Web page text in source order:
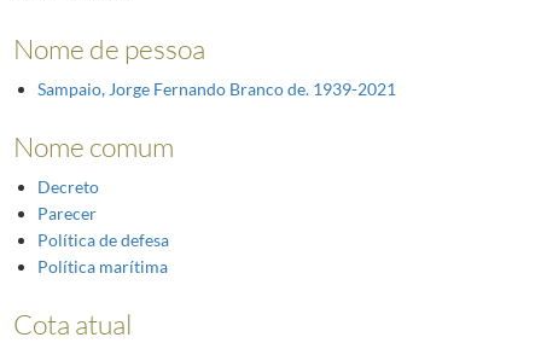
Nome de pessoa
Sampaio, Jorge Fernando Branco de. 1939-2021
Nome comum
Decreto
Parecer
Política de defesa
Política marítima
Cota atual